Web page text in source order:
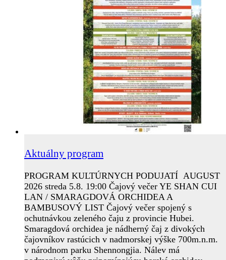
Aktuálny program
PROGRAM KULTÚRNYCH PODUJATÍ AUGUST
2026 streda 5.8. 19:00 Čajový večer YE SHAN CUI
LAN / SMARAGDOVÁ ORCHIDEA A
BAMBUSOVÝ LIST Čajový večer spojený s
ochutnávkou zeleného čaju z provincie Hubei.
Smaragdová orchidea je nádherný čaj z divokých
čajovníkov rastúcich v nadmorskej výške 700m.n.m.
v národnom parku Shennongjia. Nálev má